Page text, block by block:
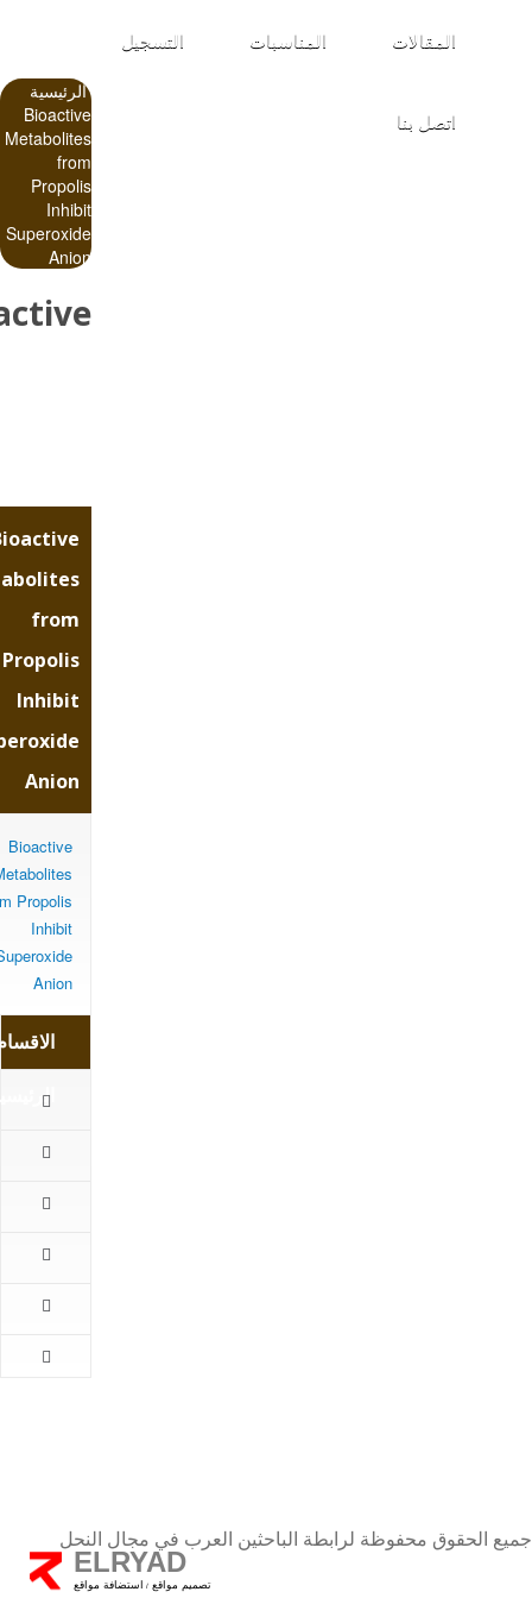
المقالات المناسبات التسجيل
اتصل بنا
الرئيسية
Bioactive
Metabolites
from
Propolis
Inhibit
Superoxide
Anion
from
Propolis
Inhibit
Anion
Bioactive
Propolis
Inhibit
Anion
اهم
كتب
طلب
جميع الحقوق محفوظة لرابطة الباحثين العرب في مجال النحل
ELRYAD
تصميم مواقع / استضافة مواقع